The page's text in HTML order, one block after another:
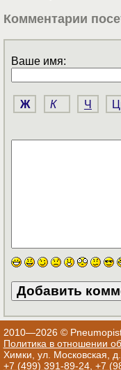
Комментарии
Ваше имя:
Ж К Ч
2010—2026 ©
Политика в отношении
Химки, ул. Московская,
+7 (499) 391-89-24, +7